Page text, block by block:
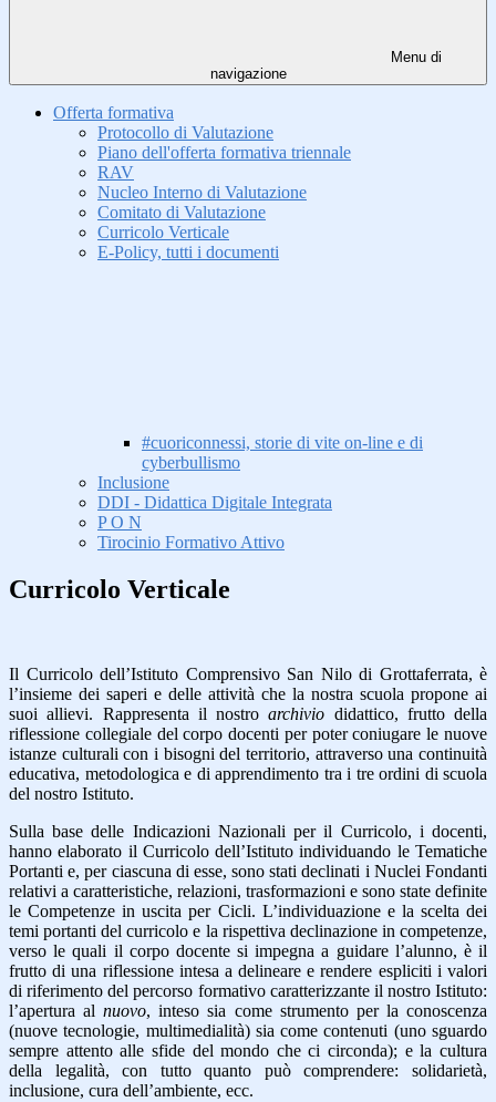
Menu di
navigazione
Offerta formativa
Protocollo di Valutazione
Piano dell'offerta formativa triennale
RAV
Nucleo Interno di Valutazione
Comitato di Valutazione
Curricolo Verticale
E-Policy, tutti i documenti
#cuoriconnessi, storie di vite on-line e di
cyberbullismo
Inclusione
DDI - Didattica Digitale Integrata
P O N
Tirocinio Formativo Attivo
Curricolo Verticale
Il Curricolo dell’Istituto Comprensivo San Nilo di Grottaferrata, è
l’insieme dei saperi e delle attività che la nostra scuola propone ai
suoi allievi. Rappresenta il nostroarchivio didattico, frutto della
riflessione collegiale del corpo docenti per poter coniugare le nuove
istanze culturali con i bisogni del territorio, attraverso una continuità
educativa, metodologica e di apprendimento tra i tre ordini di scuola
del nostro Istituto.
Sulla base delle Indicazioni Nazionali per il Curricolo, i docenti,
hanno elaborato il Curricolo dell’Istituto individuando le Tematiche
Portanti e, per ciascuna di esse, sono stati declinati i Nuclei Fondanti
relativi a caratteristiche, relazioni, trasformazioni e sono state definite
le Competenze in uscita per Cicli. L’individuazione e la scelta dei
temi portanti del curricolo e la rispettiva declinazione in competenze,
verso le quali il corpo docente si impegna a guidare l’alunno, è il
frutto di una riflessione intesa a delineare e rendere espliciti i valori
di riferimento del percorso formativo caratterizzante il nostro Istituto:
l’apertura alnuovo, inteso sia come strumento per la conoscenza
(nuove tecnologie, multimedialità) sia come contenuti (uno sguardo
sempre attento alle sfide del mondo che ci circonda); e la cultura
della legalità, con tutto quanto può comprendere: solidarietà,
inclusione, cura dell’ambiente, ecc.